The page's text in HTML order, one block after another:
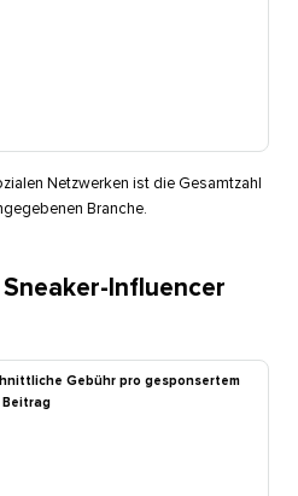
Netzwerken ist die Gesamtzahl
Branche.​​
Influencer
Gebühr pro gesponsertem
Beitrag​​